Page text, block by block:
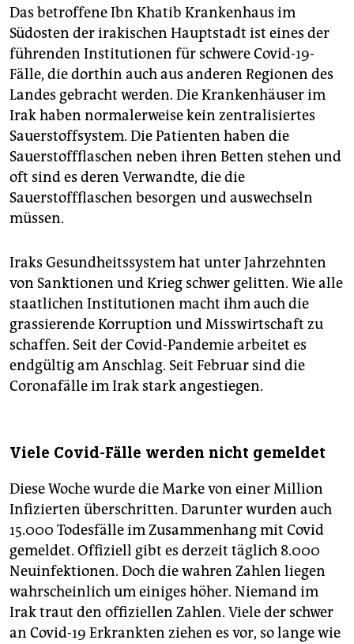
Das betroffene Ibn Khatib Krankenhaus im
Südosten der irakischen Hauptstadt ist eines der
führenden Institutionen für schwere Covid-19-
Fälle, die dorthin auch aus anderen Regionen des
Landes gebracht werden. Die Krankenhäuser im
Irak haben normalerweise kein zentralisiertes
Sauerstoffsystem. Die Patienten haben die
Sauerstoffflaschen neben ihren Betten stehen und
oft sind es deren Verwandte, die die
Sauerstoffflaschen besorgen und auswechseln
müssen.
Iraks Gesundheitssystem hat unter Jahrzehnten
von Sanktionen und Krieg schwer gelitten. Wie alle
staatlichen Institutionen macht ihm auch die
grassierende Korruption und Misswirtschaft zu
schaffen. Seit der Covid-Pandemie arbeitet es
endgültig am Anschlag. Seit Februar sind die
Coronafälle im Irak stark angestiegen.
Viele Covid-Fälle werden nicht gemeldet
Diese Woche wurde die Marke von einer Million
Infizierten überschritten. Darunter wurden auch
15.000 Todesfälle im Zusammenhang mit Covid
gemeldet. Offiziell gibt es derzeit täglich 8.000
Neuinfektionen. Doch die wahren Zahlen liegen
wahrscheinlich um einiges höher. Niemand im
Irak traut den offiziellen Zahlen. Viele der schwer
an Covid-19 Erkrankten ziehen es vor, so lange wie